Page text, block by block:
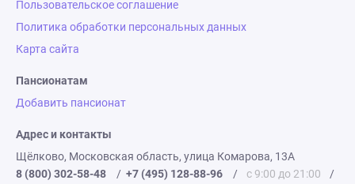
Пользовательское соглашение
Политика обработки персональных данных
Карта сайта
Пансионатам
Добавить пансионат
Адрес и контакты
Щёлково, Московская область, улица Комарова, 13А
8 (800) 302-58-48
/ +7 (495) 128-88-96 / с 9:00 до 21:00
/